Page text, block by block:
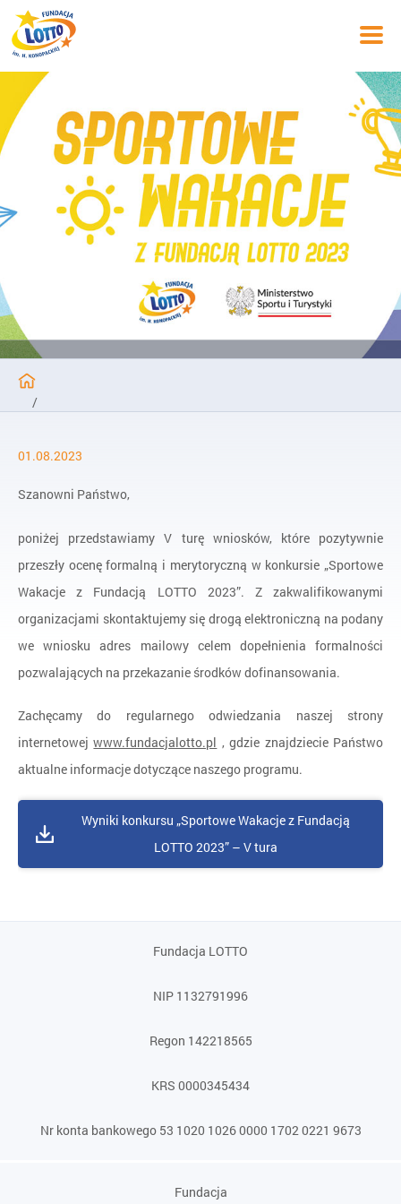
/
/
Wyniki konkursu „Sportowe Wakacje z Fundacją LOTTO 2023”
01.08.2023
Szanowni Państwo,
poniżej przedstawiamy V turę wniosków, które pozytywnie
przeszły ocenę formalną i merytoryczną w konkursie „Sportowe
Wakacje z Fundacją LOTTO 2023”. Z zakwalifikowanymi
organizacjami skontaktujemy się drogą elektroniczną na podany
we wniosku adres mailowy celem dopełnienia formalności
pozwalających na przekazanie środków dofinansowania.
Zachęcamy do regularnego odwiedzania naszej strony
internetowejwww.fundacjalotto.pl , gdzie znajdziecie Państwo
aktualne informacje dotyczące naszego programu.
Wyniki konkursu „Sportowe Wakacje z Fundacją
LOTTO 2023” – V tura
Fundacja LOTTO
NIP 1132791996
Regon 142218565
KRS 0000345434
Nr konta bankowego 53 1020 1026 0000 1702 0221 9673
Fundacja